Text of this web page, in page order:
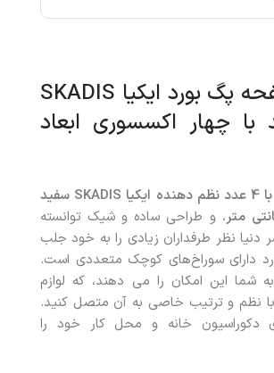
معرفی صفحه پگ بورد ایکیا SKADIS
چهار اکسسوری‌ ابعاد
پگ برد دیواری با 4 عدد نظم دهنده ایکیا SKADIS سفید
متر، و طراحی ساده و شیک توانسته
دنیا نظر طرفداران زیادی را به خود جلب
دارای سوراخ‌های کوچک متعددی است.
شما این امکان را می دهند، که لوازم
نظم و ترتیب خاصی به آن متصل کنید.
دکوراسیون خانه و محل کار خود را